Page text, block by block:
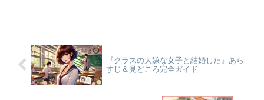
『クラスの大嫌な女子と結婚した』あら
すじ＆見どころ完全ガイド